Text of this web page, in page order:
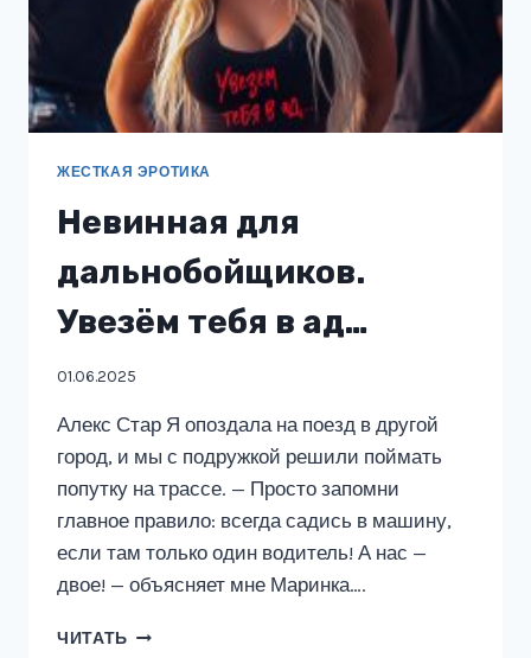
ЖЕСТКАЯ ЭРОТИКА
Невинная для
дальнобойщиков.
Увезём тебя в ад…
01.06.2025
Алекс Стар Я опоздала на поезд в другой
город, и мы с подружкой решили поймать
попутку на трассе. — Просто запомни
главное правило: всегда садись в машину,
если там только один водитель! А нас —
двое! — объясняет мне Маринка….
ЧИТАТЬ НЕВИННАЯ